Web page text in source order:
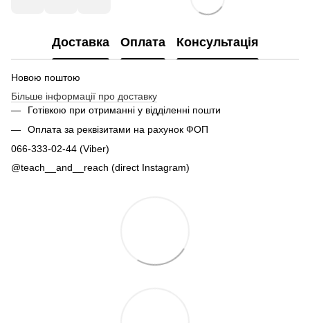
Доставка Оплата Консультація
Новою поштою
Більше інформації про доставку
Готівкою при отриманні у відділенні пошти
Оплата за реквізитами на рахунок ФОП
066-333-02-44 (Viber)
@teach__and__reach (direct Instagram)